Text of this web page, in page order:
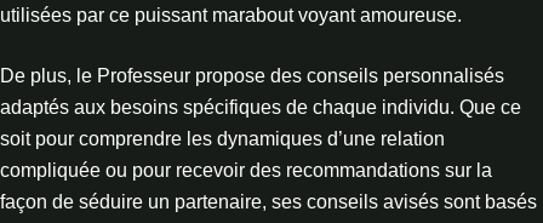
utilisées par ce puissant marabout voyant amoureuse.
De plus, le Professeur propose des conseils personnalisés
adaptés aux besoins spécifiques de chaque individu. Que ce
soit pour comprendre les dynamiques d’une relation
compliquée ou pour recevoir des recommandations sur la
façon de séduire un partenaire, ses conseils avisés sont basés